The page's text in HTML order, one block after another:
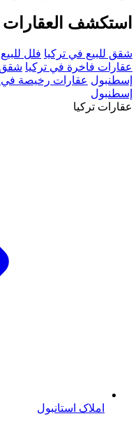
استكشف العقارات
شقق للبيع في تركيا فلل
عقارات فاخرة في تركيا شقق
إسطنبول عقارات رخيصة
إسطنبول
عقارات تركيا
املاک استانبول